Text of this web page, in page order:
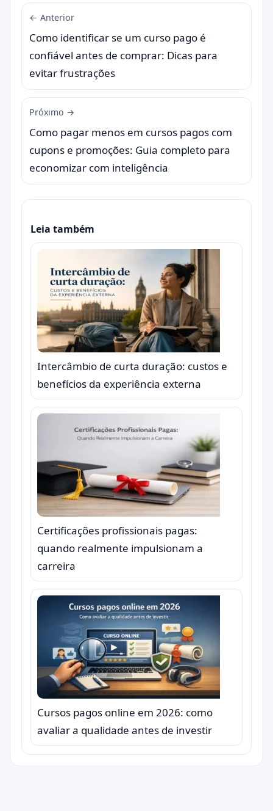
← Anterior
Como identificar se um curso pago é
confiável antes de comprar: Dicas para
evitar frustrações
Próximo →
Como pagar menos em cursos pagos com
cupons e promoções: Guia completo para
economizar com inteligência
Leia também
Intercâmbio de curta duração: custos e
benefícios da experiência externa
Certificações profissionais pagas:
quando realmente impulsionam a
carreira
Cursos pagos online em 2026: como
avaliar a qualidade antes de investir